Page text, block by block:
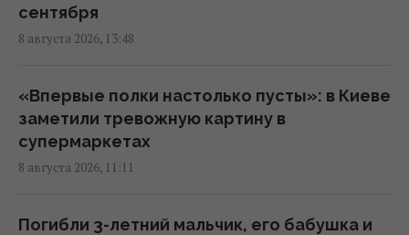
11:24 суббота, 08 августа 2026
НПЗ после атаки украинских дронов
10:55 суббота, 08 августа 2026
Ни одну баллистическую ракету не сбили:
атаки россиян
сентября
8 августа 2026, 13:48
«Впервые полки настолько пусты»: в Киеве
заметили тревожную картину в
супермаркетах
8 августа 2026, 11:11
Погибли 3-летний мальчик, его бабушка и